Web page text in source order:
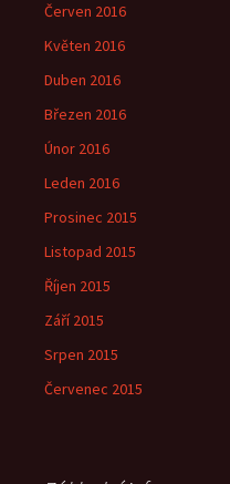
Červen 2016
Květen 2016
Duben 2016
Březen 2016
Únor 2016
Leden 2016
Prosinec 2015
Listopad 2015
Říjen 2015
Září 2015
Srpen 2015
Červenec 2015